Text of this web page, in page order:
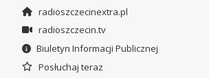
radioszczecinextra.pl
radioszczecin.tv
Biuletyn Informacji Publicznej
Posłuchaj teraz